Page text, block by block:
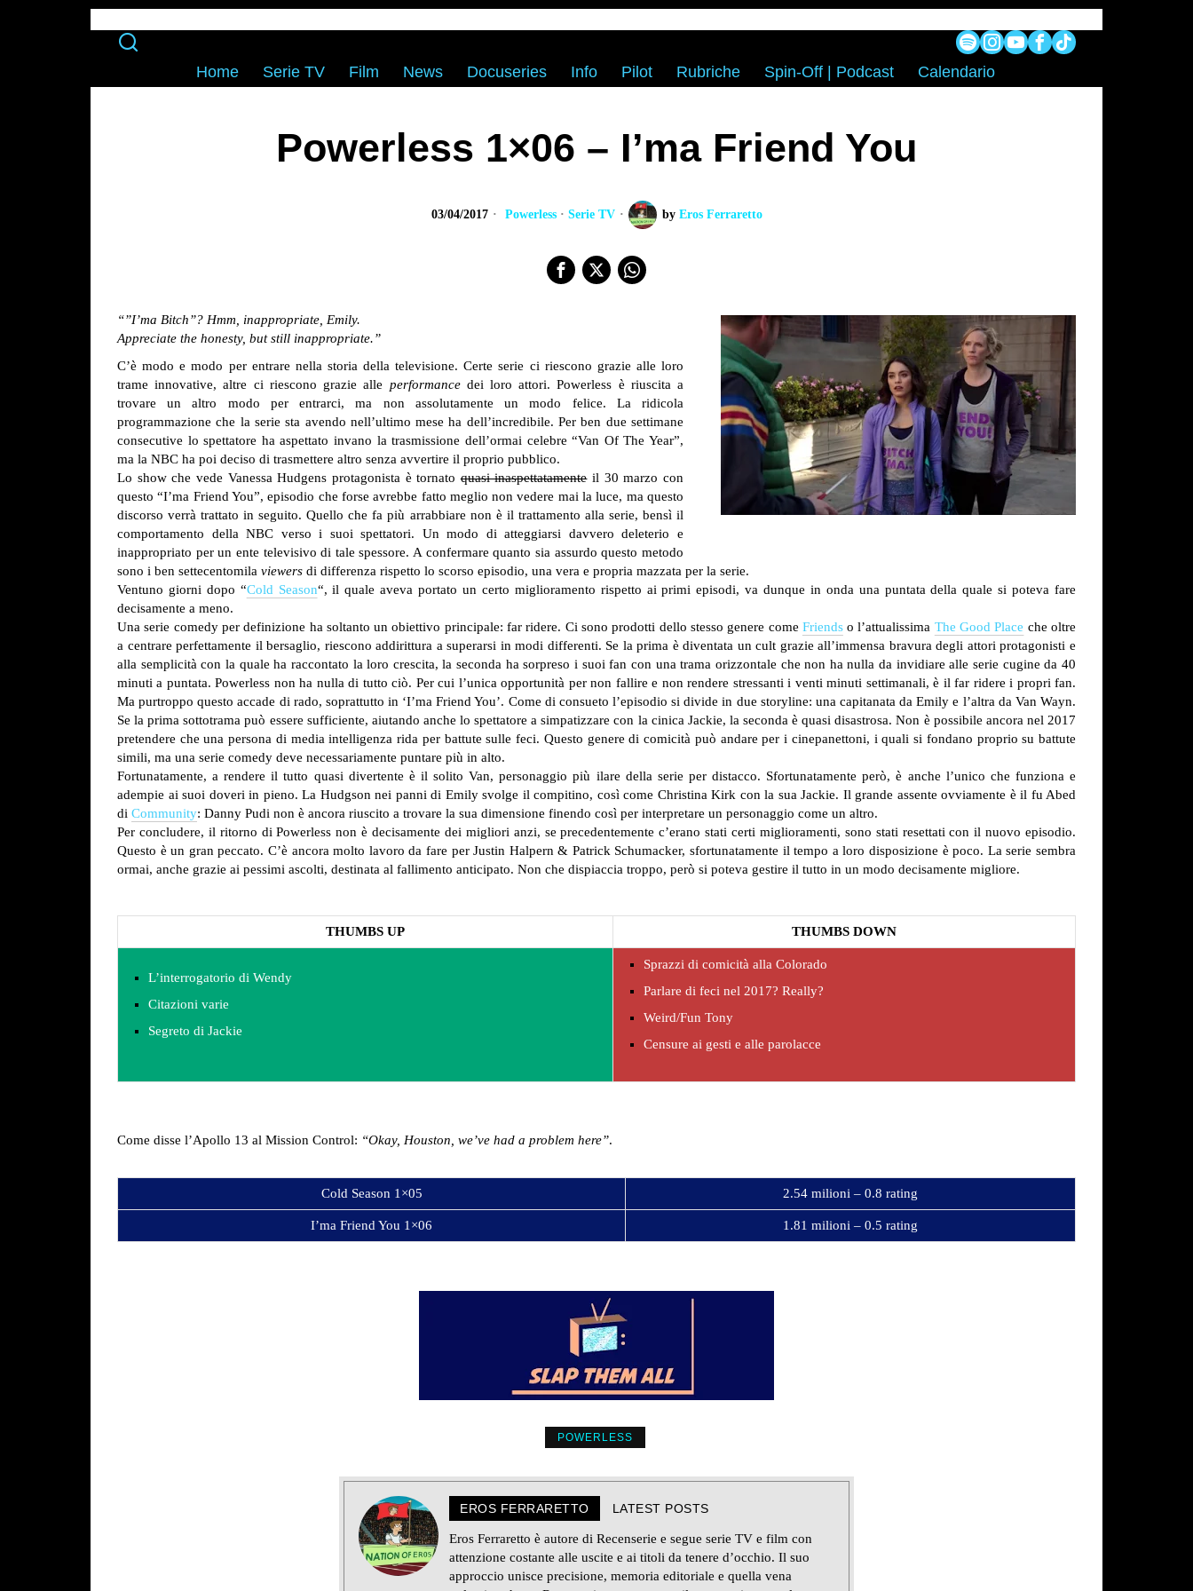
Home Serie TV Film News Docuseries Info Pilot Rubriche Spin-Off | Podcast Calendario
Powerless 1×06 – I’ma Friend You
03/04/2017 Powerless · Serie TV by Eros Ferraretto
“”I’ma Bitch”? Hmm, inappropriate, Emily.
Appreciate the honesty, but still inappropriate.”
C’è modo e modo per entrare nella storia della televisione. Certe serie ci riescono grazie alle loro
trame innovative, altre ci riescono grazie alle performancedei loro attori. Powerless è riuscita a
trovare un altro modo per entrarci, ma non assolutamente un modo felice. La ridicola
programmazione che la serie sta avendo nell’ultimo mese ha dell’incredibile. Per ben due settimane
consecutive lo spettatore ha aspettato invano la trasmissione dell’ormai celebre “Van Of The Year”,
ma la NBC ha poi deciso di trasmettere altro senza avvertire il proprio pubblico.
Lo show che vede Vanessa Hudgens protagonista è tornatoquasi inaspettatamenteil 30 marzo con
questo “I’ma Friend You”, episodio che forse avrebbe fatto meglio non vedere mai la luce, ma questo
discorso verrà trattato in seguito. Quello che fa più arrabbiare non è il trattamento alla serie, bensì il
comportamento della NBC verso i suoi spettatori. Un modo di atteggiarsi davvero deleterio e
inappropriato per un ente televisivo di tale spessore. A confermare quanto sia assurdo questo metodo
sono i ben settecentomila viewers di differenza rispetto lo scorso episodio, una vera e propria mazzata per la serie.
Ventuno giorni dopo “Cold Season“, il quale aveva portato un certo miglioramento rispetto ai primi episodi, va dunque in onda una puntata della quale si poteva fare
decisamente a meno.
Una serie comedy per definizione ha soltanto un obiettivo principale: far ridere. Ci sono prodotti dello stesso genere come Friendso l’attualissima The Good Place che oltre
a centrare perfettamente il bersaglio, riescono addirittura a superarsi in modi differenti. Se la prima è diventata un cult grazie all’immensa bravura degli attori protagonisti e
alla semplicità con la quale ha raccontato la loro crescita, la seconda ha sorpreso i suoi fan con una trama orizzontale che non ha nulla da invidiare alle serie cugine da 40
minuti a puntata. Powerless non ha nulla di tutto ciò. Per cui l’unica opportunità per non fallire e non rendere stressanti i venti minuti settimanali, è il far ridere i propri fan.
Ma purtroppo questo accade di rado, soprattutto in ‘I’ma Friend You’. Come di consueto l’episodio si divide in due storyline: una capitanata da Emily e l’altra da Van Wayn.
Se la prima sottotrama può essere sufficiente, aiutando anche lo spettatore a simpatizzare con la cinica Jackie, la seconda è quasi disastrosa. Non è possibile ancora nel 2017
pretendere che una persona di media intelligenza rida per battute sulle feci. Questo genere di comicità può andare per i cinepanettoni, i quali si fondano proprio su battute
simili, ma una serie comedy deve necessariamente puntare più in alto.
Fortunatamente, a rendere il tutto quasi divertente è il solito Van, personaggio più ilare della serie per distacco. Sfortunatamente però, è anche l’unico che funziona e
adempie ai suoi doveri in pieno. La Hudgson nei panni di Emily svolge il compitino, così come Christina Kirk con la sua Jackie. Il grande assente ovviamente è il fu Abed
di Community: Danny Pudi non è ancora riuscito a trovare la sua dimensione finendo così per interpretare un personaggio come un altro.
Per concludere, il ritorno di Powerless non è decisamente dei migliori anzi, se precedentemente c’erano stati certi miglioramenti, sono stati resettati con il nuovo episodio.
Questo è un gran peccato. C’è ancora molto lavoro da fare per Justin Halpern & Patrick Schumacker, sfortunatamente il tempo a loro disposizione è poco. La serie sembra
ormai, anche grazie ai pessimi ascolti, destinata al fallimento anticipato. Non che dispiaccia troppo, però si poteva gestire il tutto in un modo decisamente migliore.
THUMBS UP THUMBS DOWN
L’interrogatorio di Wendy
Citazioni varie
Segreto di Jackie
Sprazzi di comicità alla Colorado
Parlare di feci nel 2017? Really?
Weird/Fun Tony
Censure ai gesti e alle parolacce
Come disse l’Apollo 13 al Mission Control: “Okay, Houston, we’ve had a problem here”.
Cold Season 1×05 2.54 milioni – 0.8 rating
I’ma Friend You 1×06 1.81 milioni – 0.5 rating
POWERLESS
EROS FERRARETTO LATEST POSTS
Eros Ferraretto è autore di Recenserie e segue serie TV e film con
attenzione costante alle uscite e ai titoli da tenere d’occhio. Il suo
approccio unisce precisione, memoria editoriale e quella vena